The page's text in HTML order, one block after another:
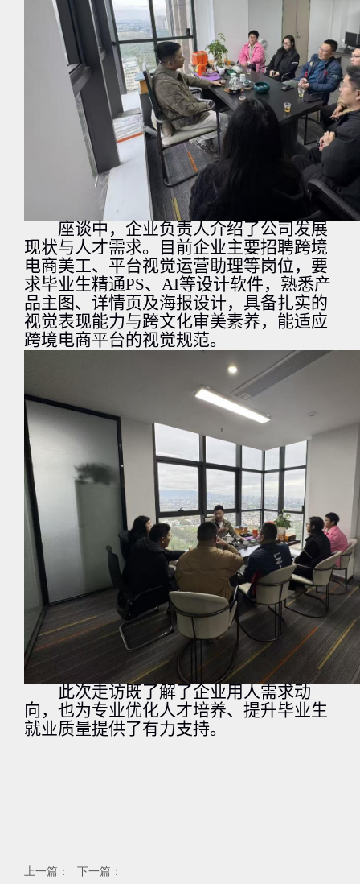
座谈中， 企业负责人介绍了公司发展
现状与人才需求。
目前企业主要招聘跨境
电商美工、平台视觉运营助理等岗位，要
求毕业生精通PS、 AI等设计软件，熟悉产
品主图、详情页及海报设计，具备扎实的
视觉表现能力与跨文化审美素养，能适应
跨境电商平台的视觉规范。
此次走访既了解了企业用人需求动
向，也为专业优化人才培养、提升毕业生
就业质量提供了有力支持。
上一篇： 下一篇：